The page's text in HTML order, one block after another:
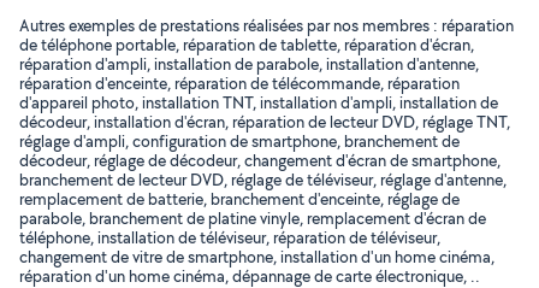
Autres exemples de prestations réalisées par nos membres : réparation
de téléphone portable, réparation de tablette, réparation d'écran,
réparation d'ampli, installation de parabole, installation d'antenne,
réparation d'enceinte, réparation de télécommande, réparation
d'appareil photo, installation TNT, installation d'ampli, installation de
décodeur, installation d'écran, réparation de lecteur DVD, réglage TNT,
réglage d'ampli, configuration de smartphone, branchement de
décodeur, réglage de décodeur, changement d'écran de smartphone,
branchement de lecteur DVD, réglage de téléviseur, réglage d'antenne,
remplacement de batterie, branchement d'enceinte, réglage de
parabole, branchement de platine vinyle, remplacement d'écran de
téléphone, installation de téléviseur, réparation de téléviseur,
changement de vitre de smartphone, installation d'un home cinéma,
réparation d'un home cinéma, dépannage de carte électronique, ..